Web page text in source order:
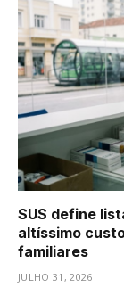
SUS define
altíssimo
familiares
JULHO 31, 2026